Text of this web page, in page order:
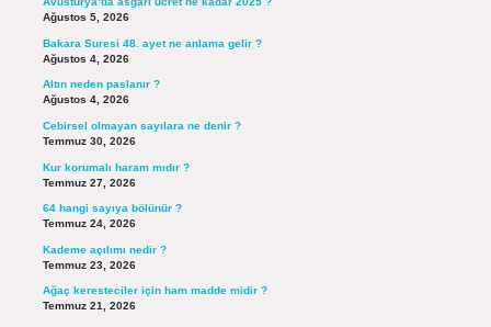
Ağustos 5, 2026
Bakara Suresi 48. ayet ne anlama gelir ?
Ağustos 4, 2026
Altın neden paslanır ?
Ağustos 4, 2026
Cebirsel olmayan sayılara ne denir ?
Temmuz 30, 2026
Kur korumalı haram mıdır ?
Temmuz 27, 2026
64 hangi sayıya bölünür ?
Temmuz 24, 2026
Kademe açılımı nedir ?
Temmuz 23, 2026
Ağaç keresteciler için ham madde midir ?
Temmuz 21, 2026